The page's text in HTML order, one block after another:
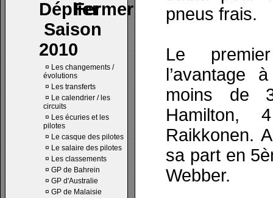
Saison
2010
¤ Les changements /
évolutions
¤ Les transferts
¤ Le calendrier / les
circuits
¤ Les écuries et les
pilotes
¤ Le casque des pilotes
¤ Le salaire des pilotes
¤ Les classements
¤ GP de Bahrein
¤ GP d'Australie
¤ GP de Malaisie
pneus frais.
Le
l’avantage
moins de
Hamilton,
Raikkonen.
sa part en
Webber.